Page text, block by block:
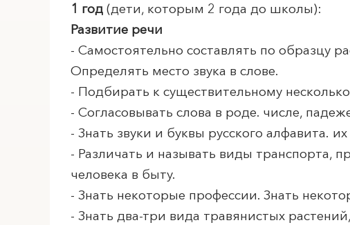
1 год (дети, которым 2 года до школы):
Развитие речи
- Самостоятельно составлять по образцу
Определять место звука в слове.
- Подбирать к существительному
- Согласовывать слова в роде. числе,
- Знать звуки и буквы русского алфавита.
- Различать и называть виды транспорта,
человека в быту.
- Знать некоторые профессии. Знать
- Знать два-три вида травянистых